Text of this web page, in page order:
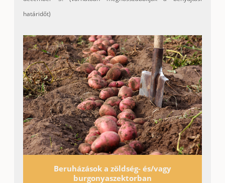
határidőt)
Beruházások a zöldség- és/vagy
burgonyaszektorban